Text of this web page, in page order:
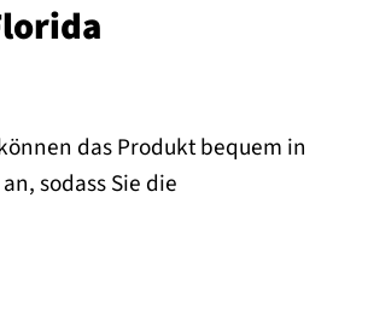
das Produkt bequem in
sodass Sie die